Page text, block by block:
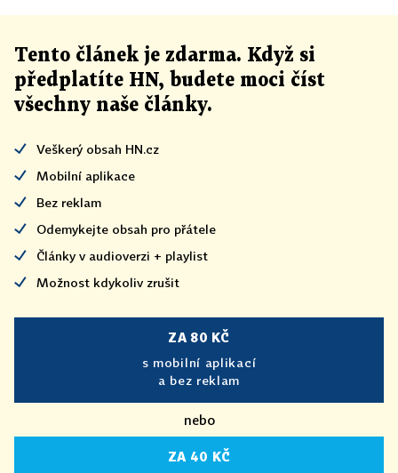
Tento článek je zdarma. Když si
předplatíte HN, budete moci číst
všechny naše články.
Veškerý obsah HN.cz
Mobilní aplikace
Bez reklam
Odemykejte obsah pro přátele
Články v audioverzi + playlist
Možnost kdykoliv zrušit
ZA 80 KČ
s mobilní aplikací
a bez reklam
nebo
ZA 40 KČ